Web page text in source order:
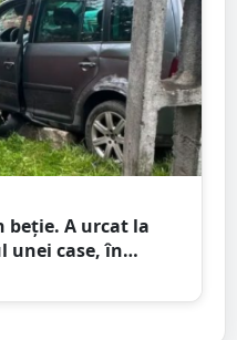
beție. A urcat la
unei case, în